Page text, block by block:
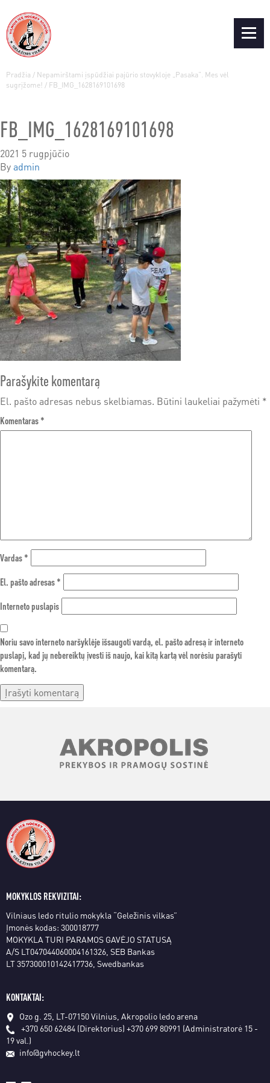
Pradžia / Nepamirštami įspūdžiai pajūrio stovykloje „Pasaka”. Mes vėl
sugrįžome! / FB_IMG_1628169101698
FB_IMG_1628169101698
2021 5 rugpjūčio
Byadmin
Parašykite komentarą
El. pašto adresas nebus skelbiamas. Būtini laukeliai pažymėti *
Komentaras*
Vardas*
El. pašto adresas*
Interneto puslapis
Noriu savo interneto naršyklėje išsaugoti vardą, el. pašto adresą ir interneto
puslapį, kad jų nebereiktų įvesti iš naujo, kai kitą kartą vėl norėsiu parašyti
komentarą.
MOKYKLOS REKVIZITAI:
Vilniaus ledo ritulio mokykla “Geležinis vilkas”
Įmonės kodas: 300018777
MOKYKLA TURI PARAMOS GAVĖJO STATUSĄ
A/S LT047044060004161326, SEB Bankas
LT 357300010142417736, Swedbankas
KONTAKTAI:
Ozo g. 25, LT-07150 Vilnius, Akropolio ledo arena
+370 650 62484 (Direktorius) +370 699 80991 (Administratorė 15 -
19 val.)
info@gvhockey.lt